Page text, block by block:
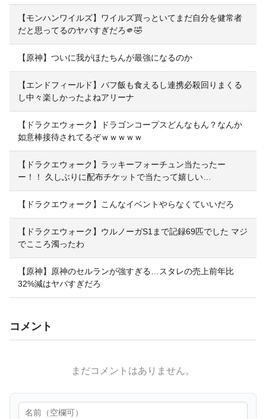
【モンハンワイルズ】ワイルズ買っといてまだ自分を健常者
だと思ってるのヤバすぎだろ🫵🤣
【原神】ついに我がほたちんが最強になるのか
【エンドフィールド】バフ飯も食えるし連携必殺回りまくる
し中々楽しかったよねアリーナ
【ドラクエウォーク】ドラゴンコープスどんなもん？なんか
如意棒接待されてるぞｗｗｗｗｗ
【ドラクエウォーク】ラッキーフォーチュン当たったー
ー！！ 久しぶりに配布チケットで当たって嬉しい…
【ドラクエウォーク】こんなイベントやらなくていいだろ
【ドラクエウォーク】ウルノーガS1まで記録69匹でした マジ
でこころ濁ったわ
【原神】原神のセルランが強すぎる…スタレの売上前年比
32%減はヤバすぎだろ
コメント
まだコメントはありません。